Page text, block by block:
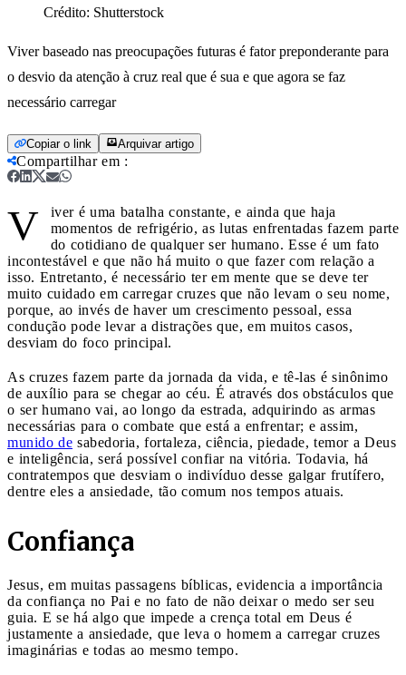
Crédito: Shutterstock
Viver baseado nas preocupações futuras é fator preponderante para
o desvio da atenção à cruz real que é sua e que agora se faz
necessário carregar
Copiar o link Arquivar artigo
Compartilhar em :
V
iver é uma batalha constante, e ainda que haja
momentos de refrigério, as lutas enfrentadas fazem parte
do cotidiano de qualquer ser humano. Esse é um fato
incontestável e que não há muito o que fazer com relação a
isso. Entretanto, é necessário ter em mente que se deve ter
muito cuidado em carregar cruzes que não levam o seu nome,
porque, ao invés de haver um crescimento pessoal, essa
condução pode levar a distrações que, em muitos casos,
desviam do foco principal.
As cruzes fazem parte da jornada da vida, e tê-las é sinônimo
de auxílio para se chegar ao céu. É através dos obstáculos que
o ser humano vai, ao longo da estrada, adquirindo as armas
necessárias para o combate que está a enfrentar; e assim,
munido de sabedoria, fortaleza, ciência, piedade, temor a Deus
e inteligência, será possível confiar na vitória. Todavia, há
contratempos que desviam o indivíduo desse galgar frutífero,
dentre eles a ansiedade, tão comum nos tempos atuais.
Confiança
Jesus, em muitas passagens bíblicas, evidencia a importância
da confiança no Pai e no fato de não deixar o medo ser seu
guia. E se há algo que impede a crença total em Deus é
justamente a ansiedade, que leva o homem a carregar cruzes
imaginárias e todas ao mesmo tempo.